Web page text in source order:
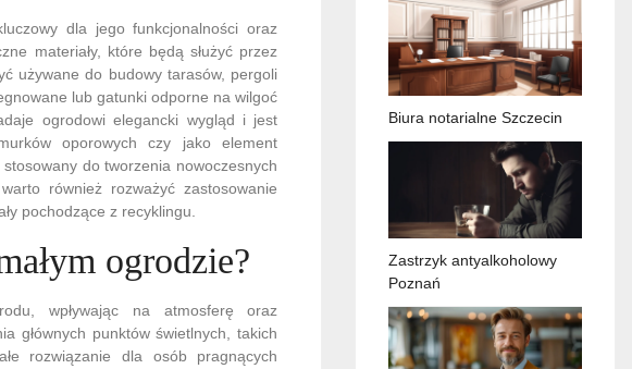
dla jego funkcjonalności oraz
materiały, które będą służyć przez
używane do budowy tarasów, pergoli
lub gatunki odporne na wilgoć
ogrodowi elegancki wygląd i jest
oporowych czy jako element
do tworzenia nowoczesnych
również rozważyć zastosowanie
pochodzące z recyklingu.
ogrodzie?
wpływając na atmosferę oraz
głównych punktów świetlnych, takich
rozwiązanie dla osób pragnących
Biura notarialne Szczecin
Zastrzyk antyalkoholowy
Poznań